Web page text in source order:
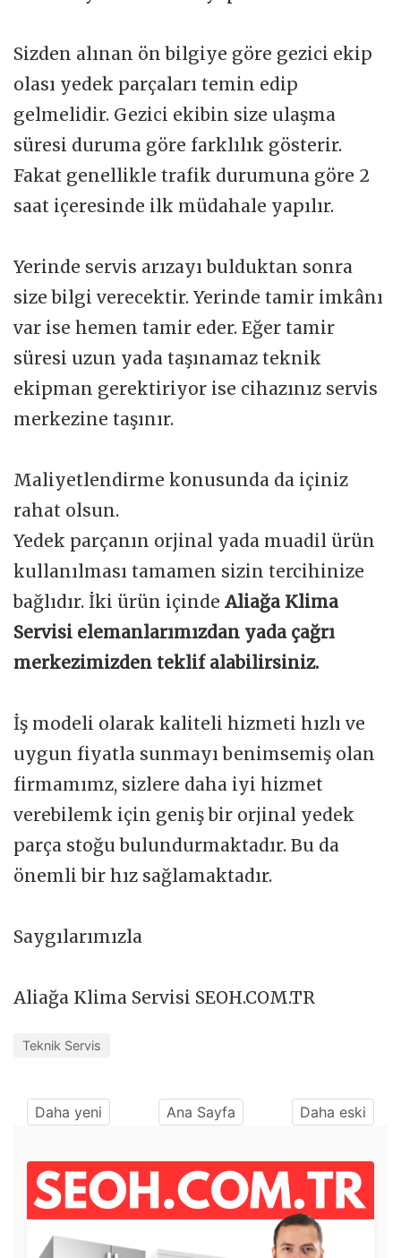
Sizden alınan ön bilgiye göre gezici ekip
olası yedek parçaları temin edip
gelmelidir. Gezici ekibin size ulaşma
süresi duruma göre farklılık gösterir.
Fakat genellikle trafik durumuna göre 2
saat içeresinde ilk müdahale yapılır.
Yerinde servis arızayı bulduktan sonra
size bilgi verecektir. Yerinde tamir imkânı
var ise hemen tamir eder. Eğer tamir
süresi uzun yada taşınamaz teknik
ekipman gerektiriyor ise cihazınız servis
merkezine taşınır.
Maliyetlendirme konusunda da içiniz
rahat olsun.
Yedek parçanın orjinal yada muadil ürün
kullanılması tamamen sizin tercihinize
bağlıdır. İki ürün içinde Aliağa Klima
Servisi elemanlarımızdan yada çağrı
merkezimizden teklif alabilirsiniz.
İş modeli olarak kaliteli hizmeti hızlı ve
uygun fiyatla sunmayı benimsemiş olan
firmamımz, sizlere daha iyi hizmet
verebilemk için geniş bir orjinal yedek
parça stoğu bulundurmaktadır. Bu da
önemli bir hız sağlamaktadır.
Saygılarımızla
Aliağa Klima Servisi SEOH.COM.TR
Teknik Servis
Daha yeni Ana Sayfa Daha eski